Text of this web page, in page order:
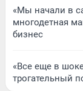
«Мы начали в
многодетная
бизнес
«Все еще в
трогательный